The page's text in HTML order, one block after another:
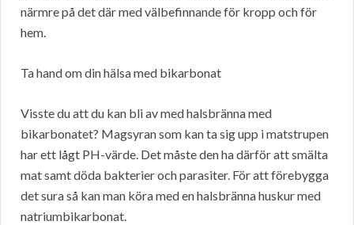
närmre på det där med välbefinnande för kropp och för
hem.
Ta hand om din hälsa med bikarbonat
Visste du att du kan bli av med halsbränna med
bikarbonatet? Magsyran som kan ta sig upp i matstrupen
har ett lågt PH-värde. Det måste den ha därför att smälta
mat samt döda bakterier och parasiter. För att förebygga
det sura så kan man köra med en halsbränna huskur med
natriumbikarbonat.